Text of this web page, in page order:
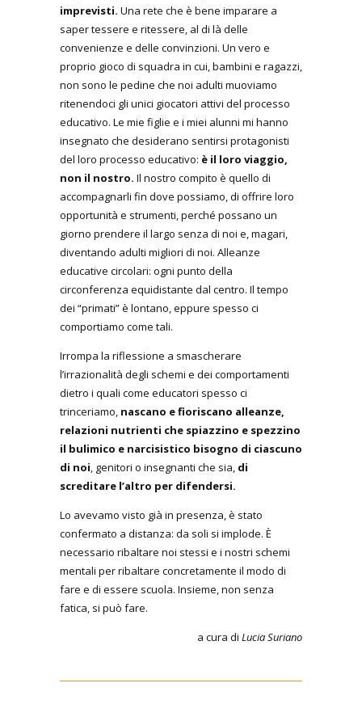
imprevisti. Una rete che è bene imparare a
saper tessere e ritessere, al di là delle
convenienze e delle convinzioni. Un vero e
proprio gioco di squadra in cui, bambini e ragazzi,
non sono le pedine che noi adulti muoviamo
ritenendoci gli unici giocatori attivi del processo
educativo. Le mie figlie e i miei alunni mi hanno
insegnato che desiderano sentirsi protagonisti
del loro processo educativo: è il loro viaggio,
non il nostro. Il nostro compito è quello di
accompagnarli fin dove possiamo, di offrire loro
opportunità e strumenti, perché possano un
giorno prendere il largo senza di noi e, magari,
diventando adulti migliori di noi. Alleanze
educative circolari: ogni punto della
circonferenza equidistante dal centro. Il tempo
dei “primati” è lontano, eppure spesso ci
comportiamo come tali.
Irrompa la riflessione a smascherare
l’irrazionalità degli schemi e dei comportamenti
dietro i quali come educatori spesso ci
trinceriamo, nascano e fioriscano alleanze,
relazioni nutrienti che spiazzino e spezzino
il bulimico e narcisistico bisogno di ciascuno
di noi, genitori o insegnanti che sia, di
screditare l’altro per difendersi.
Lo avevamo visto già in presenza, è stato
confermato a distanza: da soli si implode. È
necessario ribaltare noi stessi e i nostri schemi
mentali per ribaltare concretamente il modo di
fare e di essere scuola. Insieme, non senza
fatica, si può fare.
a cura di Lucia Suriano